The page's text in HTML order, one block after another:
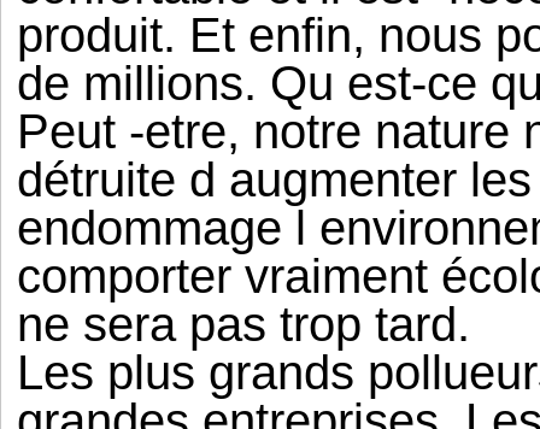
produit. Et enfin, nous
de millions. Qu est-ce
Peut -etre, notre nature
détruite d augmenter
endommage l
comporter vraiment
ne sera pas trop tard.
Les plus grands